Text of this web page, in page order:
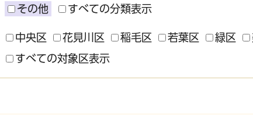
その他
すべての分類表示
中央区 花見川区 稲毛区 若葉区 緑区
すべての対象区表示